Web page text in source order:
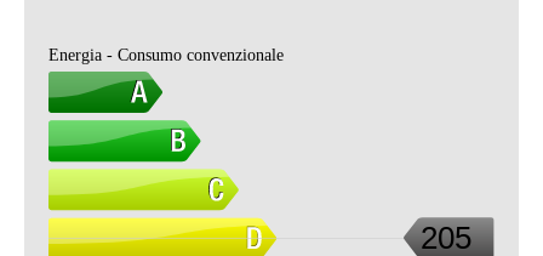
Energia - Consumo convenzionale
205